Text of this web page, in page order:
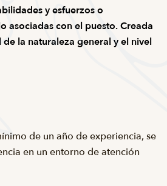
y esfuerzos o
asociadas con el puesto. Creada
la naturaleza general y el nivel
de un año de experiencia, se
en un entorno de atención